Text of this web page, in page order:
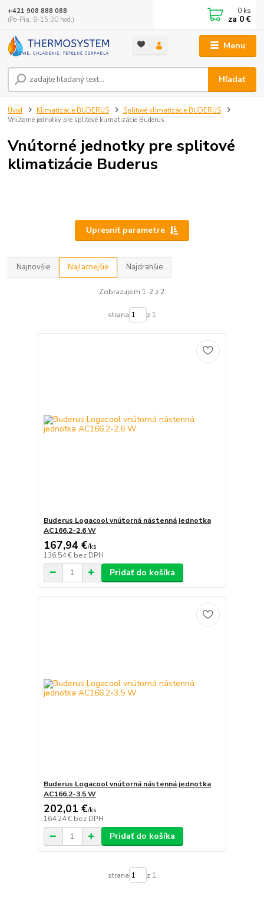
Menu
Hľadať
+421 908 888 088
(Po-Pia, 8-15:30 hod.)
0 ks
za 0 €
Úvod Klimatizácie BUDERUS
Splitové klimatizácie BUDERUS
Vnútorné jednotky pre splitové klimatizácie Buderus
Vnútorné jednotky pre splitové
klimatizácie Buderus
Upresniť parametre
Najnovšie Najlacnejšie Najdrahšie
Zobrazujem 1-2 z 2
strana z 1
Buderus Logacool vnútorná nástenná jednotka
AC166.2-2.6 W
167,94 €/ks
136,54 € bez DPH
Pridať do košíka
Buderus Logacool vnútorná nástenná jednotka
AC166.2-3.5 W
202,01 €/ks
164,24 € bez DPH
Pridať do košíka
strana z 1